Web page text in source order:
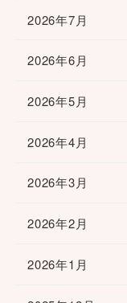
2026年7月
2026年6月
2026年5月
2026年4月
2026年3月
2026年2月
2026年1月